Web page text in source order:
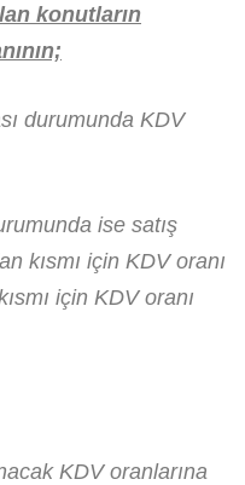
konutların
durumunda KDV
ise satış
kısmı için KDV oranı
için KDV oranı
KDV oranlarına